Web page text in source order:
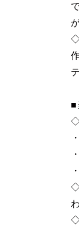
◇
■
◇
◇
◇